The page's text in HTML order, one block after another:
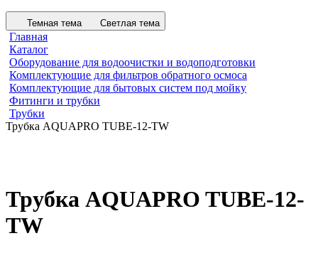
Темная тема Светлая тема
Главная
Каталог
Оборудование для водоочистки и водоподготовки
Комплектующие для фильтров обратного осмоса
Комплектующие для бытовых систем под мойку
Фитинги и трубки
Трубки
Трубка AQUAPRO TUBE-12-TW
Трубка AQUAPRO TUBE-12-
TW